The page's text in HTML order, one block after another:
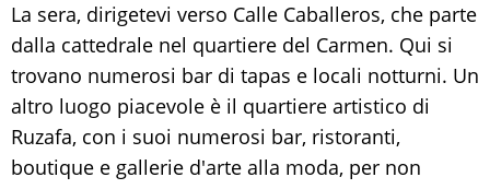
La sera, dirigetevi verso Calle Caballeros, che parte
dalla cattedrale nel quartiere del Carmen. Qui si
trovano numerosi bar di tapas e locali notturni. Un
altro luogo piacevole è il quartiere artistico di
Ruzafa, con i suoi numerosi bar, ristoranti,
boutique e gallerie d'arte alla moda, per non